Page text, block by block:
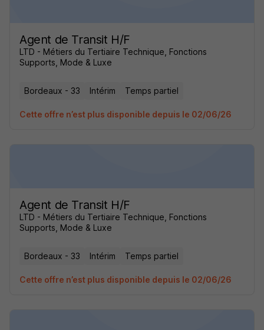
Agent de Transit H/F
LTD - Métiers du Tertiaire Technique, Fonctions
Supports, Mode & Luxe
Bordeaux - 33 Intérim Temps partiel
Cette offre n’est plus disponible depuis le 02/06/26
Agent de Transit H/F
LTD - Métiers du Tertiaire Technique, Fonctions
Supports, Mode & Luxe
Bordeaux - 33 Intérim Temps partiel
Cette offre n’est plus disponible depuis le 02/06/26